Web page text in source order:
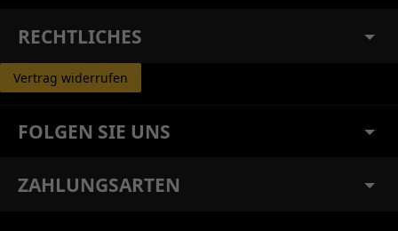
RECHTLICHES
Vertrag widerrufen
FOLGEN SIE UNS
ZAHLUNGSARTEN